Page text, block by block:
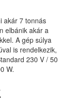
akár 7 tonnás
elbánik akár a
A gép súlya
is rendelkezik,
230 V / 50
W.